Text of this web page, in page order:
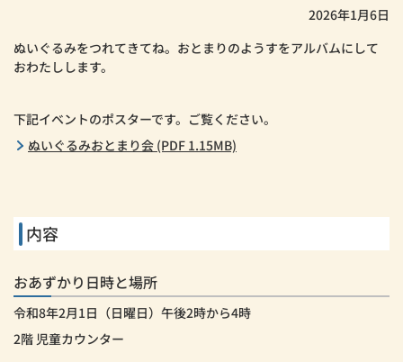
2026年1月6日
ぬいぐるみをつれてきてね。おとまりのようすをアルバムにして
おわたしします。
下記イベントのポスターです。ご覧ください。
ぬいぐるみおとまり会 (PDF 1.15MB)
内容
おあずかり日時と場所
令和8年2月1日（日曜日）午後2時から4時
2階 児童カウンター